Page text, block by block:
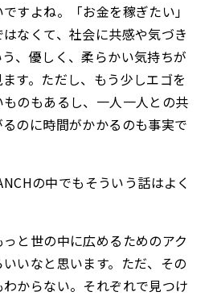
すよね。「お金を稼ぎたい」
なくて、社会に共感や気づき
、優しく、柔らかい気持ちが
す。ただし、もう少しエゴを
のもあるし、一人一人との共
のに時間がかかるのも事実で
の中でもそういう話はよく
と世の中に広めるためのアク
いなと思います。ただ、その
わからない。それぞれで見つけ